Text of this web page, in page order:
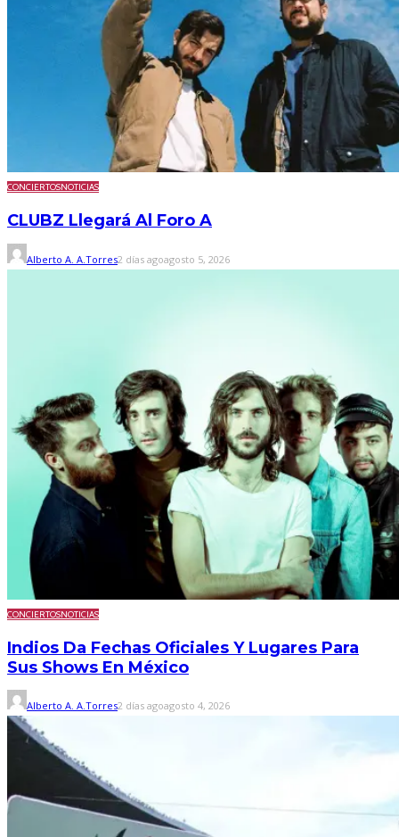
CONCIERTOSNOTICIAS
CLUBZ Llegará Al Foro A
Alberto A. A.Torres2 días agoagosto 5, 2026
CONCIERTOSNOTICIAS
Indios Da Fechas Oficiales Y Lugares Para
Sus Shows En México
Alberto A. A.Torres2 días agoagosto 4, 2026